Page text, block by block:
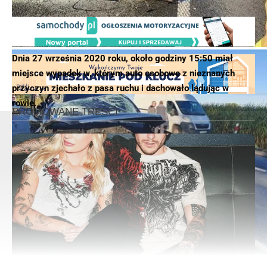
Dnia 27 września 2020 roku, około godziny 15:50 miał
miejsce wypadek w, którym auto osobowe z nieznanych
przyczyn zjechało z pasa ruchu i dachowało lądując w
rowie.